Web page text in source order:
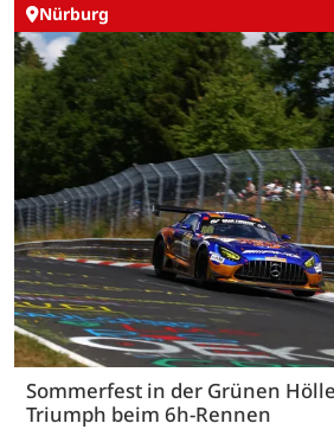
Nürburg
Sommerfest in der Grünen
Triumph beim 6h-Rennen